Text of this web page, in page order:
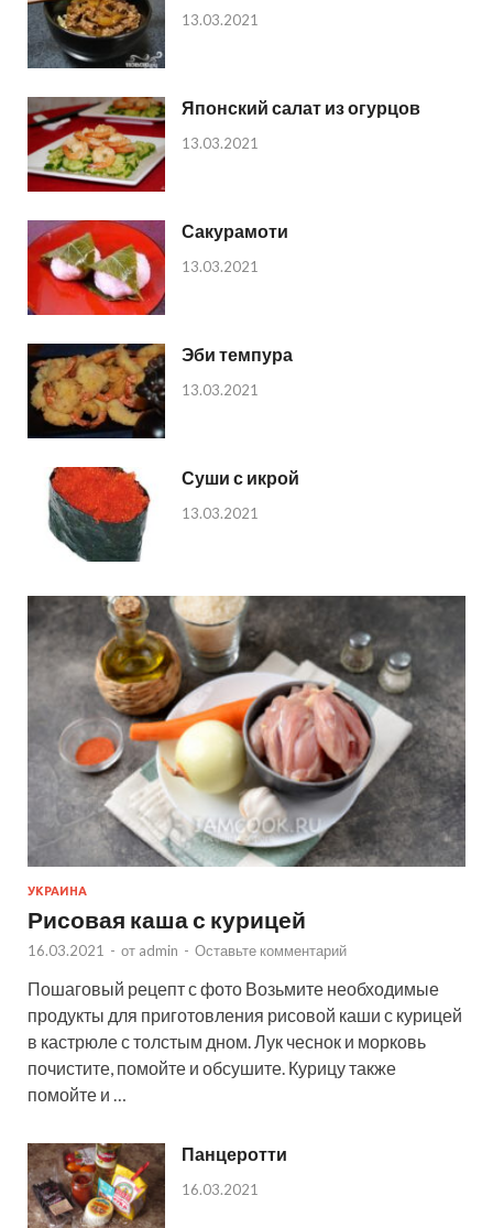
13.03.2021
Японский салат из огурцов
13.03.2021
Сакурамоти
13.03.2021
Эби темпура
13.03.2021
Суши с икрой
13.03.2021
УКРАИНА
Рисовая каша с курицей
16.03.2021 - от admin - Оставьте комментарий
Пошаговый рецепт с фото Возьмите необходимые
продукты для приготовления рисовой каши с курицей
в кастрюле с толстым дном. Лук чеснок и морковь
почистите, помойте и обсушите. Курицу также
помойте и …
Панцеротти
16.03.2021